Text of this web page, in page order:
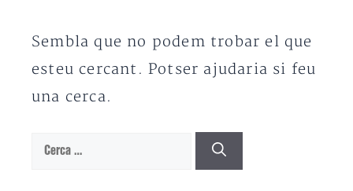
Sembla que no podem trobar el que
esteu cercant. Potser ajudaria si feu
una cerca.
Cerca: